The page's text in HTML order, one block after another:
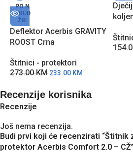
PO N
ARUD
ŽBI
Deflektor Acerbis GRAVITY
ROOST Crna
Štitnici - protektori
273.00KM 233.00 KM
Recenzije korisnika
Recenzije
Još nema recenzija.
Budi prvi koji će recenzirati “Štitnik
protektor Acerbis Comfort 2.0 – CŽ”